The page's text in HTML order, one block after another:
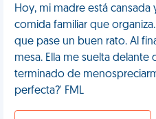
Hoy, mi madre está
comida familiar que
que pase un buen rato. Al
mesa. Ella me suelta delante
terminado de
perfecta?' FML